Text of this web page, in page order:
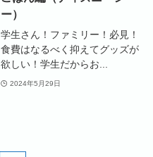
ー）
学生さん！ファミリー！必見！
食費はなるべく抑えてグッズが
欲しい！学生だからお...
2024年5月29日